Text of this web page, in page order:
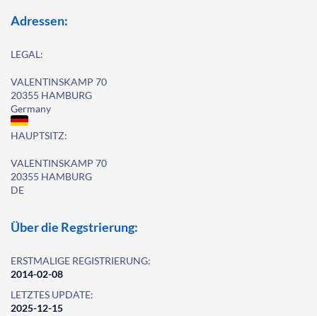
Adressen:
LEGAL:
VALENTINSKAMP 70
20355 HAMBURG
Germany
HAUPTSITZ:
VALENTINSKAMP 70
20355 HAMBURG
DE
Über die Regstrierung:
ERSTMALIGE REGISTRIERUNG:
2014-02-08
LETZTES UPDATE:
2025-12-15